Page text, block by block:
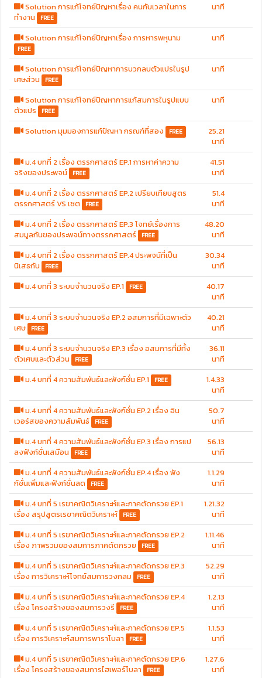
Solution การแก้โจทย์ปัญหาเรื่อง คนกับเวลาในการ
ทำงาน FREE
นาที
Solution การแก้โจทย์ปัญหาเรื่อง การหารพหุนาม
FREE
นาที
Solution การแก้โจทย์ปัญหาการบวกลบตัวแปรในรูป
เศษส่วน FREE
นาที
Solution การแก้โจทย์ปัญหาการแก้สมการในรูปแบบ
ตัวแปร
FREE
นาที
Solution มุมมองการแก้ปัญหา กรณฑ์ที่สอง FREE
25.21
นาที
ม.4 บทที่ 2 เรื่อง ตรรกศาสตร์ EP.1 การหาค่าความ
จริงของประพจน์ FREE
41.51
นาที
ม.4 บทที่ 2 เรื่อง ตรรกศาสตร์ EP.2 เปรียบเทียบสูตร
ตรรกศาสตร์ VS เซต FREE
51.4
นาที
ม.4 บทที่ 2 เรื่อง ตรรกศาสตร์ EP.3 โจทย์เรื่องการ
สมมูลกันของประพจน์ทางตรรกศาสตร์ FREE
48.20
นาที
ม.4 บทที่ 2 เรื่อง ตรรกศาสตร์ EP.4 ประพจน์ที่เป็น
นิเสธกัน FREE
30.34
นาที
ม.4 บทที่ 3 ระบบจำนวนจริง EP.1 FREE
40.17
นาที
ม.4 บทที่ 3 ระบบจำนวนจริง EP.2 อสมการที่มีเฉพาะตัว
เศษ FREE
40.21
นาที
ม.4 บทที่ 3 ระบบจำนวนจริง EP.3 เรื่อง อสมการที่มีทั้ง
ตัวเศษและตัวส่วน FREE
36.11
นาที
ม.4 บทที่ 4 ความสัมพันธ์และฟังก์ชั่น EP.1 FREE
1.4.33
นาที
ม.4 บทที่ 4 ความสัมพันธ์และฟังก์ชั่น EP.2 เรื่อง อิน
เวอร์สของความสัมพันธ์ FREE
50.7
นาที
ม.4 บทที่ 4 ความสัมพันธ์และฟังก์ชั่น EP.3 เรื่อง การแป
ลงฟังก์ชั่นเสมือน FREE
56.13
นาที
ม.4 บทที่ 4 ความสัมพันธ์และฟังก์ชั่น EP.4 เรื่อง ฟัง
ก์ชั่นเพิ่มและฟังก์ชั่นลด FREE
1.1.29
นาที
ม.4 บทที่ 5 เรขาคณิตวิเคราะห์และภาคตัดกรวย EP.1
เรื่อง สรุปสูตรเรขาคณิตวิเคราะห์ FREE
1.21.32
นาที
ม.4 บทที่ 5 เรขาคณิตวิเคราะห์และภาคตัดกรวย EP.2
เรื่อง ภาพรวมของสมการภาคตัดกรวย FREE
1.11.46
นาที
ม.4 บทที่ 5 เรขาคณิตวิเคราะห์และภาคตัดกรวย EP.3
เรื่อง การวิเคราะห์โจทย์สมการวงกลม FREE
52.29
นาที
ม.4 บทที่ 5 เรขาคณิตวิเคราะห์และภาคตัดกรวย EP.4
เรื่อง โครงสร้างของสมการวงรี FREE
1.2.13
นาที
ม.4 บทที่ 5 เรขาคณิตวิเคราะห์และภาคตัดกรวย EP.5
เรื่อง การวิเคราะห์สมการพาราโบลา FREE
1.1.53
นาที
ม.4 บทที่ 5 เรขาคณิตวิเคราะห์และภาคตัดกรวย EP.6
เรื่อง โครงสร้างของสมการไฮเพอร์โบลา FREE
1.27.6
นาที